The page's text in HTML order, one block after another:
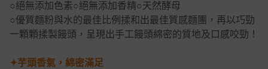
○絕無添加色素○絕無添加香精○天然酵母
○優質麵粉與水的最佳比例揉和出最佳質感麵團，再以巧勁
一顆顆揉製饅頭，呈現出手工饅頭綿密的質地及口感咬勁！
✦芋頭香氣，綿密滿足